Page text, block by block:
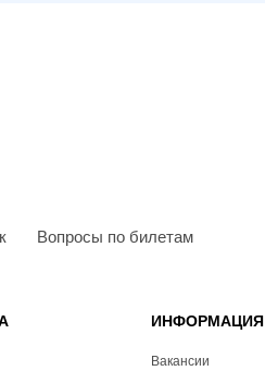
Вопросы по билетам
ИНФОРМАЦИЯ
Вакансии